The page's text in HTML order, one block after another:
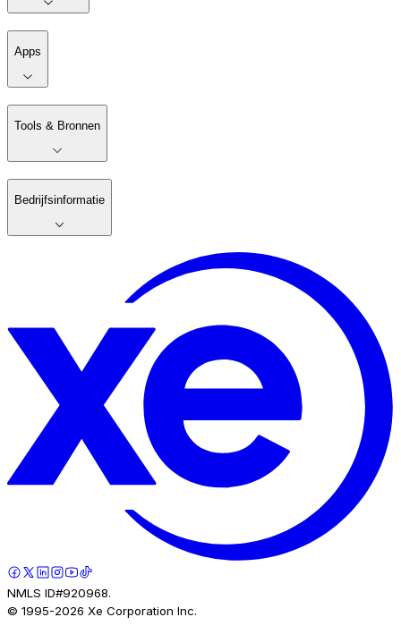
Apps
Tools & Bronnen
Bedrijfsinformatie
NMLS ID#920968.
© 1995-2026 Xe Corporation Inc.